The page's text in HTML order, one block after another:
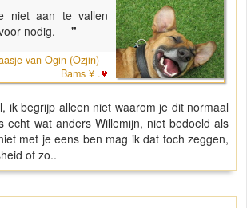
niet aan te vallen
nodig.
"
van Ogin (Ozjin) _
Bams ¥ .
ik begrijp alleen niet waarom je dit normaal
echt wat anders Willemijn, niet bedoeld als
met je eens ben mag ik dat toch zeggen,
of zo..